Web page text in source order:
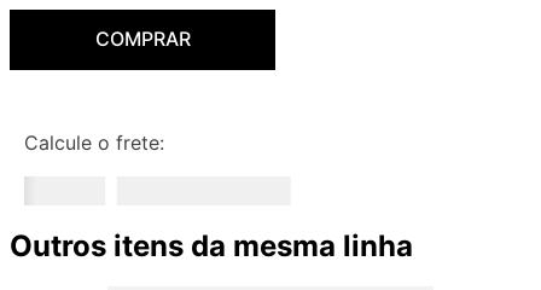
COMPRAR
Calcule o frete:
Outros itens da mesma linha